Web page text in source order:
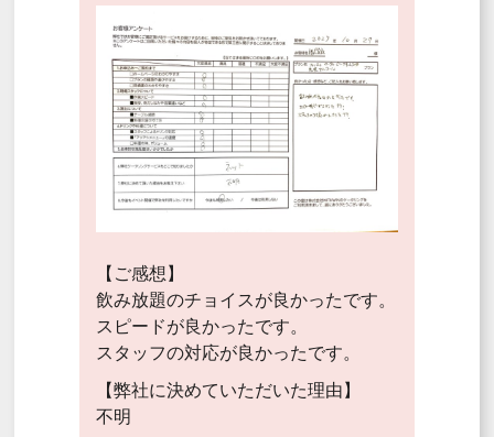
【ご感想】
飲み放題のチョイスが良かったです。
スピードが良かったです。
スタッフの対応が良かったです。
【弊社に決めていただいた理由】
不明